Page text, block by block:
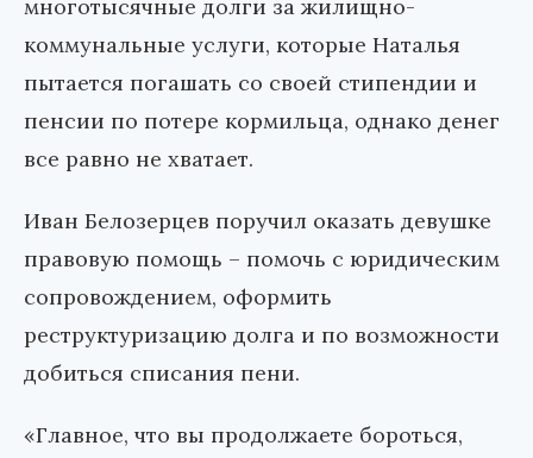
многотысячные долги за жилищно-
коммунальные услуги, которые Наталья
пытается погашать со своей стипендии и
пенсии по потере кормильца, однако денег
все равно не хватает.
Иван Белозерцев поручил оказать девушке
правовую помощь – помочь с юридическим
сопровождением, оформить
реструктуризацию долга и по возможности
добиться списания пени.
«Главное, что вы продолжаете бороться,